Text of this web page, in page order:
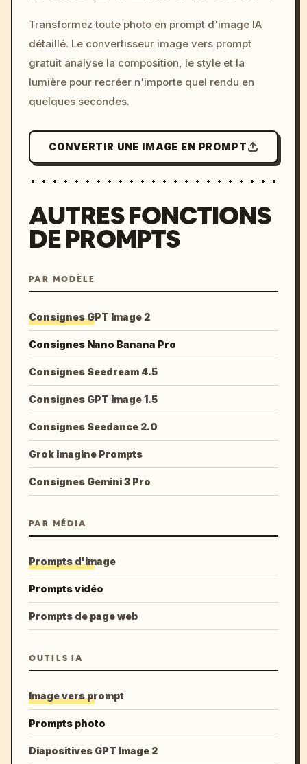
c, cyberpunk sunset, neon
colors, 8k --v 6.0
Transformez toute photo en prompt d'image IA
détaillé. Le convertisseur image vers prompt
gratuit analyse la composition, le style et la
lumière pour recréer n'importe quel rendu en
quelques secondes.
CONVERTIR UNE IMAGE EN PROMPT
AUTRES FONCTIONS
DE PROMPTS
PAR MODÈLE
Consignes GPT Image 2
Consignes Nano Banana Pro
Consignes Seedream 4.5
Consignes GPT Image 1.5
Consignes Seedance 2.0
Grok Imagine Prompts
Consignes Gemini 3 Pro
PAR MÉDIA
Prompts d'image
Prompts vidéo
Prompts de page web
OUTILS IA
Image vers prompt
Prompts photo
Diapositives GPT Image 2